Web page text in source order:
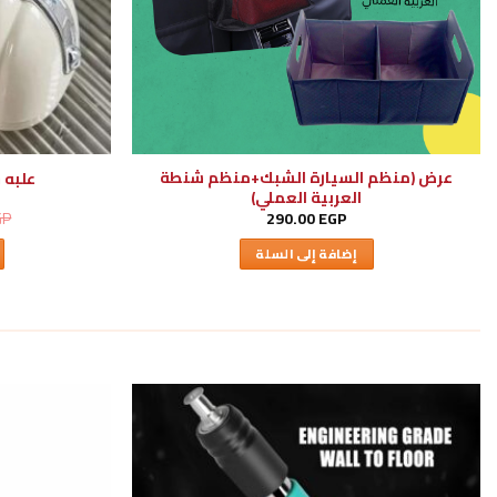
عرض (منظم السيارة الشبك+منظم شنطة
العربية العملي)
290.00EGP
إضافة إلى السلة